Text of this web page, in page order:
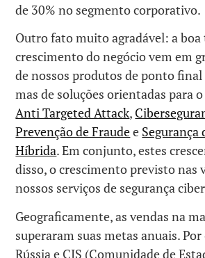
de 30% no segmento corporativo.
Outro fato muito agradável: a boa
crescimento do negócio vem em
de nossos produtos de ponto
mas de soluções orientadas para
Anti Targeted Attack,
Prevenção de Fraudee Segurança
Híbrida. Em conjunto, estes
disso, o crescimento previsto nas
nossos serviços de segurança
Geograficamente, as vendas na
superaram suas metas anuais.
Rússia e CIS (Comunidade de